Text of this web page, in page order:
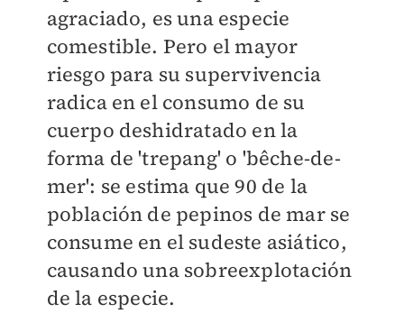
agraciado, es una especie
comestible. Pero el mayor
riesgo para su supervivencia
radica en el consumo de su
cuerpo deshidratado en la
forma de 'trepang' o 'bêche-de-
mer': se estima que 90 de la
población de pepinos de mar se
consume en el sudeste asiático,
causando una sobreexplotación
de la especie.